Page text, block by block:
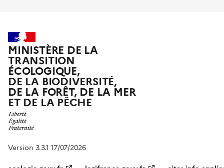
MINISTÈRE DE LA
TRANSITION
ÉCOLOGIQUE,
DE LA BIODIVERSITÉ,
DE LA FORÊT, DE LA MER
ET DE LA PÊCHE
Version 3.3.1 17/07/2026